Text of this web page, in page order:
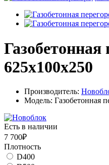
Газобетонная
625х100х250
Производитель:
Модель: Газобетонная
Есть в наличии
7 700₽
Плотность
D400